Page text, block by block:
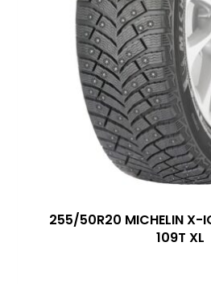
255/50R20 MICHELIN X-
109T XL